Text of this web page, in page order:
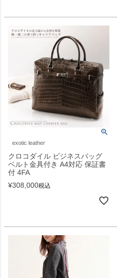
exotic leather
クロコダイル ビジネスバッグ
ベルト金具付き A4対応 保証書
付 4FA
¥308,000税込